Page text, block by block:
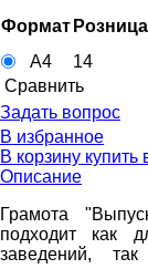
Формат Розница
А4
14
Cравнить
Задать вопрос
В избранное
В корзину купить
Описание
Грамота
подходит как
заведений,